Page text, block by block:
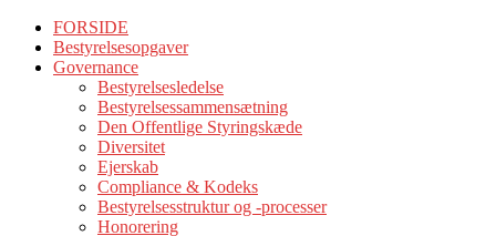
FORSIDE
Bestyrelsesopgaver
Governance
Bestyrelsesledelse
Bestyrelsessammensætning
Den Offentlige Styringskæde
Diversitet
Ejerskab
Compliance & Kodeks
Bestyrelsesstruktur og -processer
Honorering